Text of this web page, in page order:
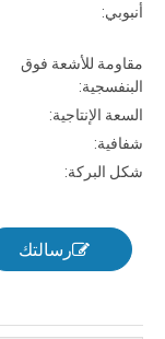
أنبوبي:
مقاومة للأشعة فوق
البنفسجية:
السعة الإنتاجية:
شفافية:
شكل البركة:
رسالتك